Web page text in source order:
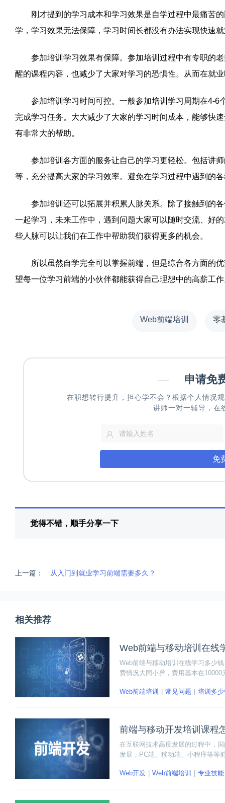
刚才提到的学习成本和学习效果是自学过程中最痛苦的
学，学习效果无法保障，学习时间长都没有办法实现快速
参加培训学习效果有保障。参加培训过程中有专职的老
醒的课程内容，也减少了大家对学习的恐惧性。从而在就
参加培训学习时间可控。一般参加培训学习周期在4-6
完成学习任务。大大减少了大家的学习时间成本，能够快
有非常大的帮助。
参加培训各方面的服务让自己的学习更轻松。包括讲师
等，充分提高大家的学习效率。避免在学习过程中遇到的
参加培训还可以拓展并积累人脉关系。除了接触到的各
一起学习，未来工作中，遇到问题大家可以随时交流、好
些人脉可以让我们在工作中帮助我们获得更多的机会。
所以虽然自学完全可以掌握前端，但是综合各方面的优
望每一位学习前端的小伙伴都能获得自己理想中的高薪工
Web前端培训 零
— 申请免
在职想转行提升，担心学不会？根据个人情况
讲师一对一辅导，在
免
觉得不错，顺手分享一下
上一篇： 从入门到就业学习前端需要多久？
相关推荐
Web前端与移动培训在线学习多少
费情况大同小异，费用基本在
Web前端培训
常见问题 培训多
前端与移动开发培训课程
在互联网技术高度发展的过程中，
发展，PC端、移动端、小程序等等
与移动开发培训的方式进入前端开
Web开发 Web前端培训 专业技能